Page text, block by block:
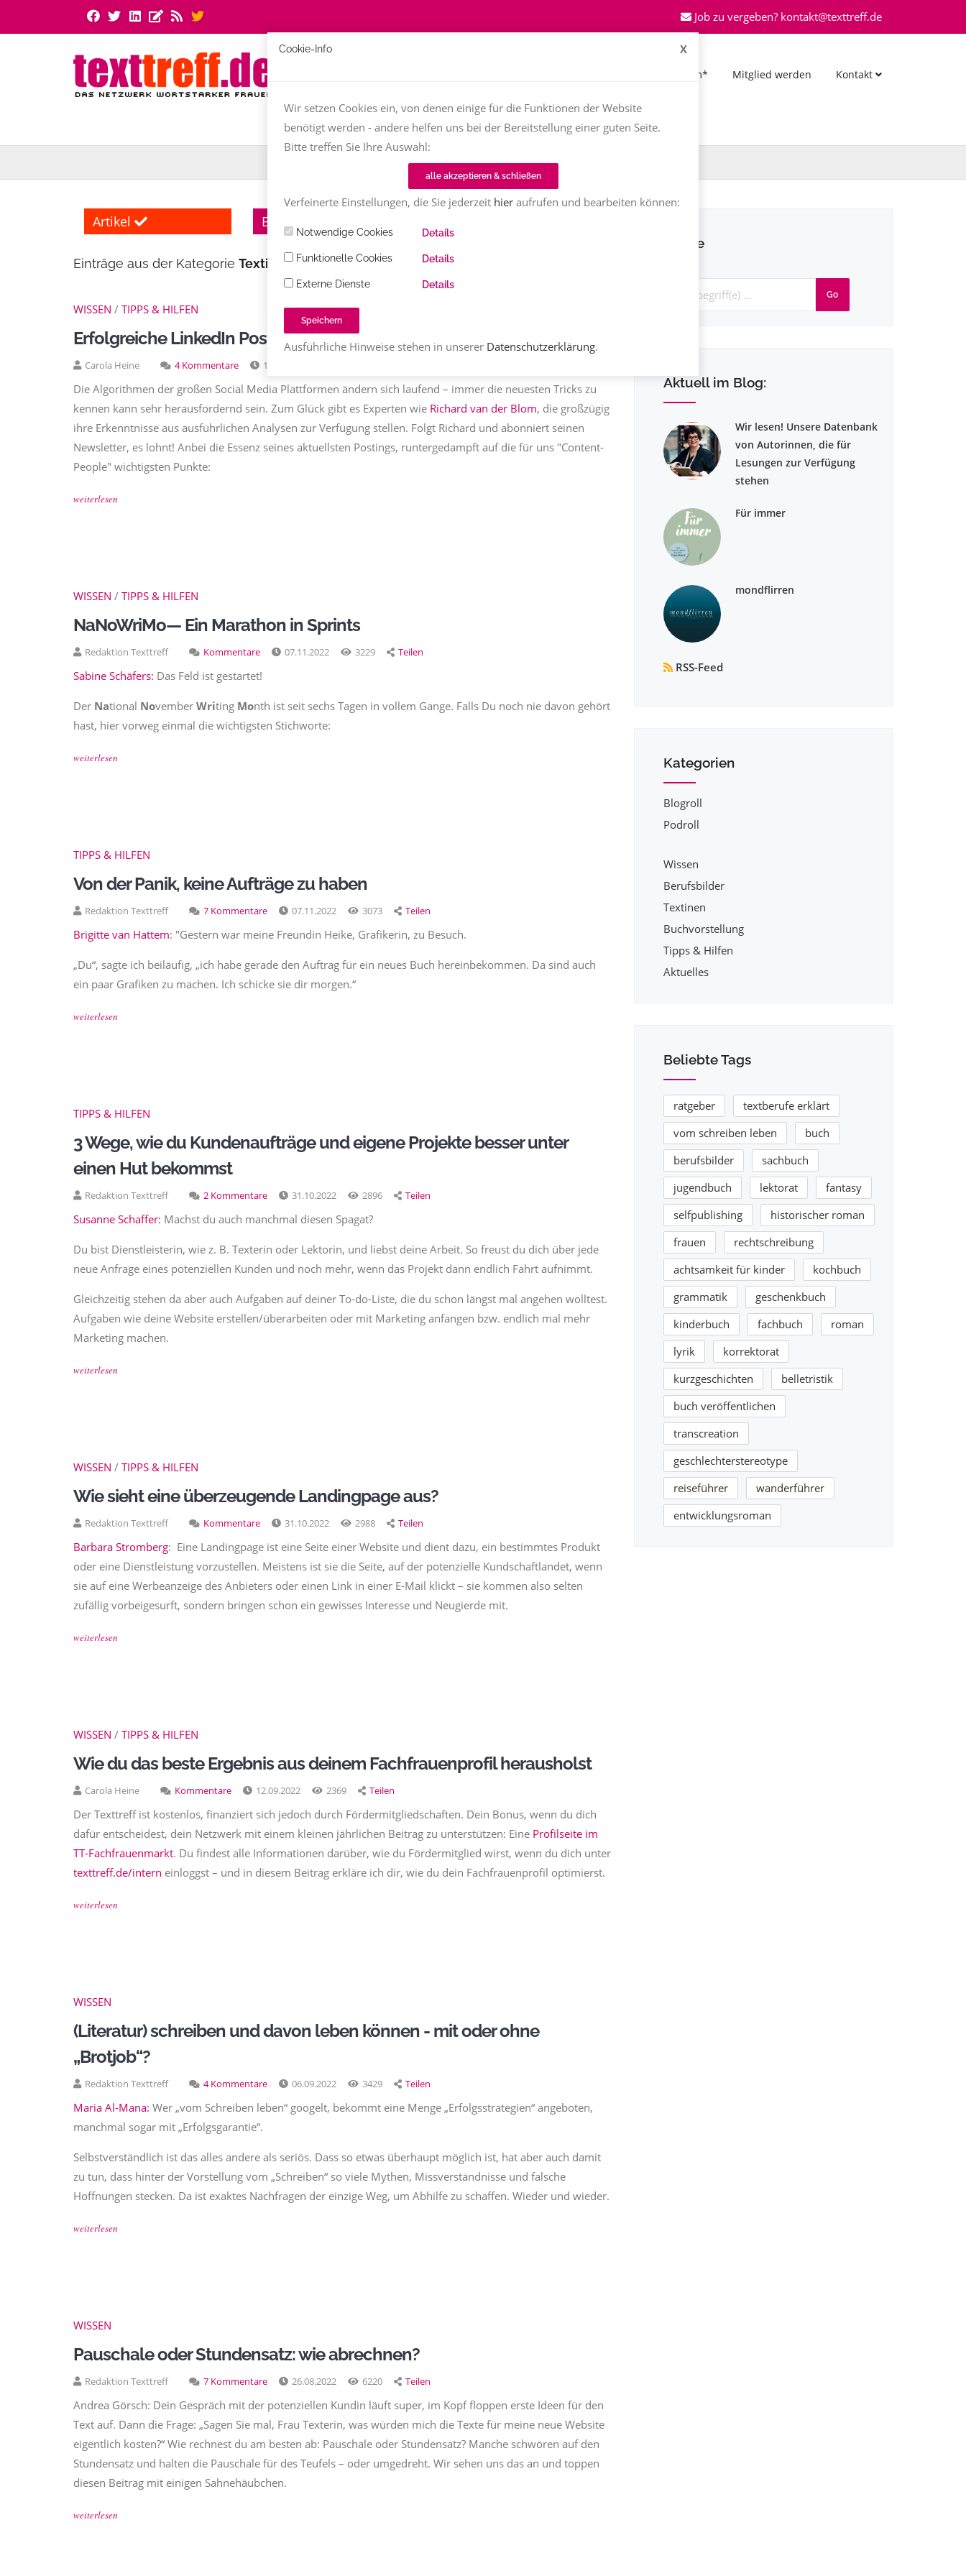
Job zu vergeben? kontakt@texttreff.de
*Forum* Mitglied werden Kontakt
Home TT-Magazin Textinen
Artikel Bücher
Einträge aus der Kategorie Textinen
WISSEN / TIPPS & HILFEN
Erfolgreiche LinkedIn Posts schreiben
Carola Heine 4 Kommentare 11.11.2022
Die Algorithmen der großen Social Media Plattformen ändern sich laufend – immer die neuesten Tricks zu
kennen kann sehr herausfordernd sein. Zum Glück gibt es Experten wie Richard van der Blom, die großzügig
ihre Erkenntnisse aus ausführlichen Analysen zur Verfügung stellen. Folgt Richard und abonniert seinen
Newsletter, es lohnt! Anbei die Essenz seines aktuellsten Postings, runtergedampft auf die für uns "Content-
People" wichtigsten Punkte:
weiterlesen
WISSEN / TIPPS & HILFEN
NaNoWriMo— Ein Marathon in Sprints
Redaktion Texttreff Kommentare 07.11.2022 3229 Teilen
Sabine Schäfers: Das Feld ist gestartet!
Der National November Writing Month ist seit sechs Tagen in vollem Gange. Falls Du noch nie davon gehört
hast, hier vorweg einmal die wichtigsten Stichworte:
weiterlesen
TIPPS & HILFEN
Von der Panik, keine Aufträge zu haben
Redaktion Texttreff 7 Kommentare 07.11.2022 3073 Teilen
Brigitte van Hattem: "Gestern war meine Freundin Heike, Grafikerin, zu Besuch.
„Du“, sagte ich beiläufig, „ich habe gerade den Auftrag für ein neues Buch hereinbekommen. Da sind auch
ein paar Grafiken zu machen. Ich schicke sie dir morgen.“
weiterlesen
TIPPS & HILFEN
3 Wege, wie du Kundenaufträge und eigene Projekte besser unter
einen Hut bekommst
Redaktion Texttreff 2 Kommentare 31.10.2022 2896 Teilen
Susanne Schaffer: Machst du auch manchmal diesen Spagat?
Du bist Dienstleisterin, wie z. B. Texterin oder Lektorin, und liebst deine Arbeit. So freust du dich über jede
neue Anfrage eines potenziellen Kunden und noch mehr, wenn das Projekt dann endlich Fahrt aufnimmt.
Gleichzeitig stehen da aber auch Aufgaben auf deiner To-do-Liste, die du schon längst mal angehen wolltest.
Aufgaben wie deine Website erstellen/überarbeiten oder mit Marketing anfangen bzw. endlich mal mehr
Marketing machen.
weiterlesen
WISSEN / TIPPS & HILFEN
Wie sieht eine überzeugende Landingpage aus?
Redaktion Texttreff Kommentare 31.10.2022 2988 Teilen
Barbara Stromberg: Eine Landingpage ist eine Seite einer Website und dient dazu, ein bestimmtes Produkt
oder eine Dienstleistung vorzustellen. Meistens ist sie die Seite, auf der potenzielle Kundschaftlandet, wenn
sie auf eine Werbeanzeige des Anbieters oder einen Link in einer E-Mail klickt – sie kommen also selten
zufällig vorbeigesurft, sondern bringen schon ein gewisses Interesse und Neugierde mit.
weiterlesen
WISSEN / TIPPS & HILFEN
Wie du das beste Ergebnis aus deinem Fachfrauenprofil herausholst
Carola Heine Kommentare 12.09.2022 2369 Teilen
Der Texttreff ist kostenlos, finanziert sich jedoch durch Fördermitgliedschaften. Dein Bonus, wenn du dich
dafür entscheidest, dein Netzwerk mit einem kleinen jährlichen Beitrag zu unterstützen: Eine Profilseite im
TT-Fachfrauenmarkt. Du findest alle Informationen darüber, wie du Fördermitglied wirst, wenn du dich unter
texttreff.de/intern einloggst – und in diesem Beitrag erkläre ich dir, wie du dein Fachfrauenprofil optimierst.
weiterlesen
WISSEN
(Literatur) schreiben und davon leben können - mit oder ohne
„Brotjob“?
Redaktion Texttreff 4 Kommentare 06.09.2022 3429 Teilen
Maria Al-Mana: Wer „vom Schreiben leben“ googelt, bekommt eine Menge „Erfolgsstrategien“ angeboten,
manchmal sogar mit „Erfolgsgarantie“.
Selbstverständlich ist das alles andere als seriös. Dass so etwas überhaupt möglich ist, hat aber auch damit
zu tun, dass hinter der Vorstellung vom „Schreiben“ so viele Mythen, Missverständnisse und falsche
Hoffnungen stecken. Da ist exaktes Nachfragen der einzige Weg, um Abhilfe zu schaffen. Wieder und wieder.
weiterlesen
WISSEN
Pauschale oder Stundensatz: wie abrechnen?
Redaktion Texttreff 7 Kommentare 26.08.2022 6220 Teilen
Andrea Görsch: Dein Gespräch mit der potenziellen Kundin läuft super, im Kopf floppen erste Ideen für den
Text auf. Dann die Frage: „Sagen Sie mal, Frau Texterin, was würden mich die Texte für meine neue Website
eigentlich kosten?“ Wie rechnest du am besten ab: Pauschale oder Stundensatz? Manche schwören auf den
Stundensatz und halten die Pauschale für des Teufels – oder umgedreht. Wir sehen uns das an und toppen
diesen Beitrag mit einigen Sahnehäubchen.
weiterlesen
Suche
Go
Aktuell im Blog:
Wir lesen! Unsere Datenbank
von Autorinnen, die für
Lesungen zur Verfügung
stehen
Für immer
mondflirren
RSS-Feed
Kategorien
Blogroll
Podroll
Wissen
Berufsbilder
Textinen
Buchvorstellung
Tipps & Hilfen
Aktuelles
Beliebte Tags
ratgeber
textberufe erklärt
vom schreiben leben
buch
berufsbilder
sachbuch
jugendbuch
lektorat
fantasy
selfpublishing
historischer roman
frauen
rechtschreibung
achtsamkeit für kinder
kochbuch
grammatik
geschenkbuch
kinderbuch
fachbuch
roman
lyrik
korrektorat
kurzgeschichten
belletristik
buch veröffentlichen
transcreation
geschlechterstereotype
reiseführer
wanderführer
entwicklungsroman
Cookie-Info X
Wir setzen Cookies ein, von denen einige für die Funktionen der Website
benötigt werden - andere helfen uns bei der Bereitstellung einer guten Seite.
Bitte treffen Sie Ihre Auswahl:
alle akzeptieren & schließen
Verfeinerte Einstellungen, die Sie jederzeit hieraufrufen und bearbeiten können:
Notwendige Cookies Details
Funktionelle Cookies Details
Externe Dienste Details
Speichern
Ausführliche Hinweise stehen in unserer Datenschutzerklärung.